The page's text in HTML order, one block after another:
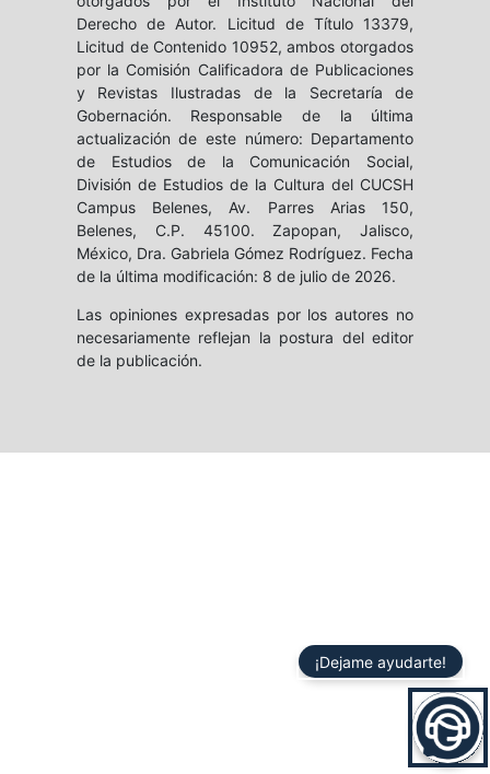
Derecho de Autor. Licitud de Título 13379,
Licitud de Contenido 10952, ambos otorgados
por la Comisión Calificadora de Publicaciones
y Revistas Ilustradas de la Secretaría de
Gobernación. Responsable de la última
actualización de este número: Departamento
de Estudios de la Comunicación Social,
División de Estudios de la Cultura del CUCSH
Campus Belenes, Av. Parres Arias 150,
Belenes, C.P. 45100. Zapopan, Jalisco,
México, Dra. Gabriela Gómez Rodríguez. Fecha
de la última modificación: 8 de julio de 2026.
Las opiniones expresadas por los autores no
necesariamente reflejan la postura del editor
de la publicación.
¡Dejame ayudarte!